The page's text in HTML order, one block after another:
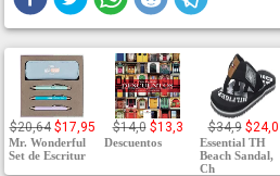
$20,64 $17,95
Mr. Wonderful
Set de Escritur
$14,0 $13,3
Descuentos
$34,9 $24,0
Essential TH
Beach Sandal,
Ch